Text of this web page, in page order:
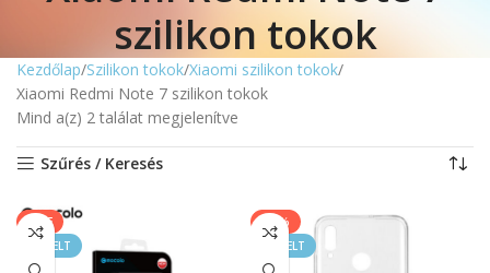
szilikon tokok
Kezdőlap Szilikon tokok Xiaomi szilikon tokok
Xiaomi Redmi Note 7 szilikon tokok
Mind a(z) 2 találat megjelenítve
Szűrés / Keresés
SALE
KIEMELT
-11%
KIEMELT